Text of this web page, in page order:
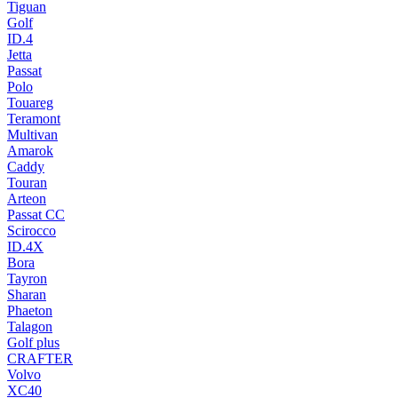
Tiguan
Golf
ID.4
Jetta
Passat
Polo
Touareg
Teramont
Multivan
Amarok
Caddy
Touran
Arteon
Passat CC
Scirocco
ID.4X
Bora
Tayron
Sharan
Phaeton
Talagon
Golf plus
CRAFTER
Volvo
XC40